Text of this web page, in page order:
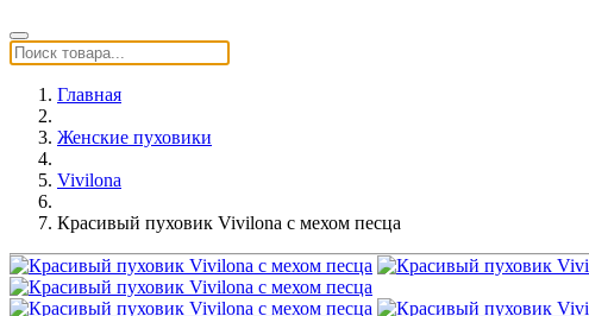
Главная
Женские пуховики
Vivilona
Красивый пуховик Vivilona с мехом песца